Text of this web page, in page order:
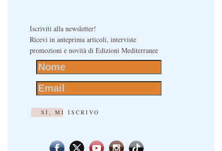
Iscriviti alla newsletter!
Ricevi in anteprima articoli, interviste
promozioni e novità di Edizioni Mediterranee
SÌ, MI ISCRIVO